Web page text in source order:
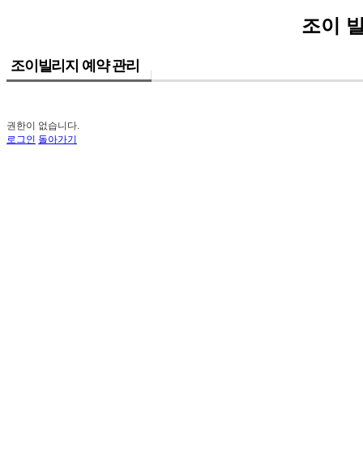
조이
조이빌리지 예약 관리
권한이 없습니다.
로그인 돌아가기